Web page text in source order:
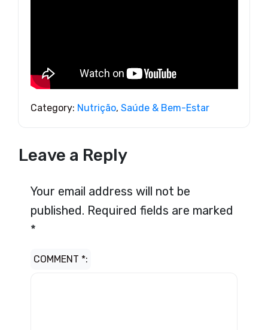
Category: Nutrição, Saúde & Bem-Estar
Leave a Reply
Your email address will not be
published. Required fields are marked
*
COMMENT *